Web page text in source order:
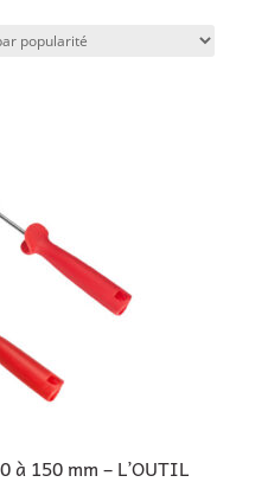
150 mm – L’OUTIL